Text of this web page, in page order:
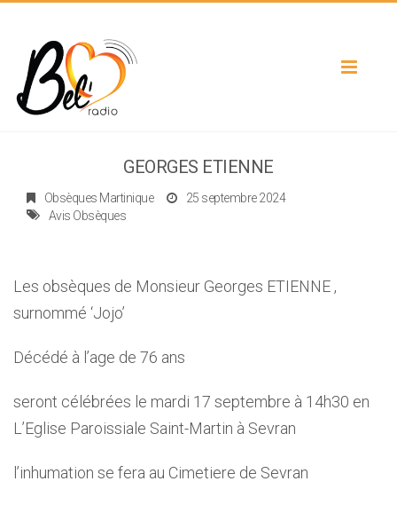
Toggle
GEORGES ETIENNE
Obsèques Martinique
25 septembre 2024
Avis Obsèques
Les obsèques de Monsieur Georges ETIENNE ,
surnommé ‘Jojo’
Décédé à l’age de 76 ans
seront célébrées le mardi 17 septembre à 14h30 en
L’Eglise Paroissiale Saint-Martin à Sevran
l’inhumation se fera au Cimetiere de Sevran